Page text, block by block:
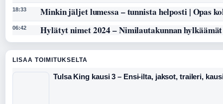
18:33 Minkin jäljet lumessa – tunnista helposti | Opas
06:42 Hylätyt nimet 2024 – Nimilautakunnan
LISAA TOIMITUKSELTA
Tulsa King kausi 3 – Ensi-ilta, jaksot, traileri,